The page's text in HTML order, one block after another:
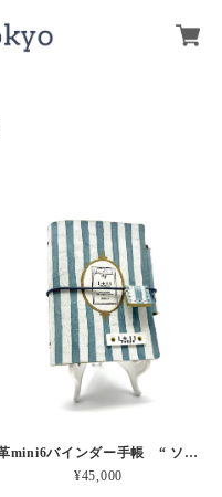
革mini6バインダー手帳 “ ソーダ・セサミシェイク 昼下がりのお茶会” 本革
¥45,000